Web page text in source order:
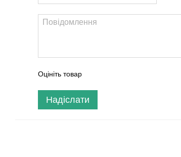
Оцініть товар
Надіслати